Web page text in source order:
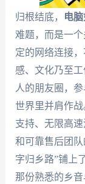
归根结底， 电
难题，而是一
定的网络连接
感、文化乃至
人的朋友圈，
世界里并肩作
支持、无限高
和可靠售后团
字归乡路”铺上
那份熟悉的乡